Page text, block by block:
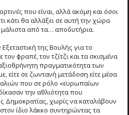
που είναι, αλλά ακόμη και όσοι
κάτι θα αλλάξει σε αυτή την χώρα
μάλιστα από τα… αποδυτήρια.
της Βουλής για το
φραπέ, τον τζίτζι και τα σκισμένα
πραγματικότητα των
είτε σε ζωντανή μετάδοση είτε μέσα
που σε ρόλο «ευρωπαίων
την αθλιότητα που
Δημοκρατίας, χωρίς να καταλάβουν
στον ίδιο λάκκο συντηρώντας τα